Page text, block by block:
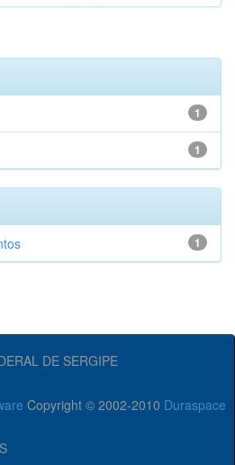
1
1
1
DE SERGIPE
Copyright © 2002-2010 Duraspace